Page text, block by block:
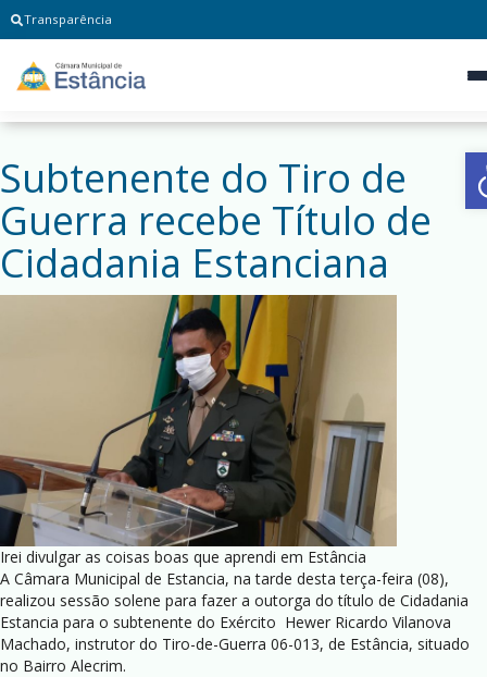
Transparência
Subtenente do Tiro de
Guerra recebe Título de
Cidadania Estanciana
Irei divulgar as coisas boas que aprendi em Estância
A Câmara Municipal de Estancia, na tarde desta terça-feira (08),
realizou sessão solene para fazer a outorga do título de Cidadania
Estancia para o subtenente do Exército Hewer Ricardo Vilanova
Machado, instrutor do Tiro-de-Guerra 06-013, de Estância, situado
no Bairro Alecrim.